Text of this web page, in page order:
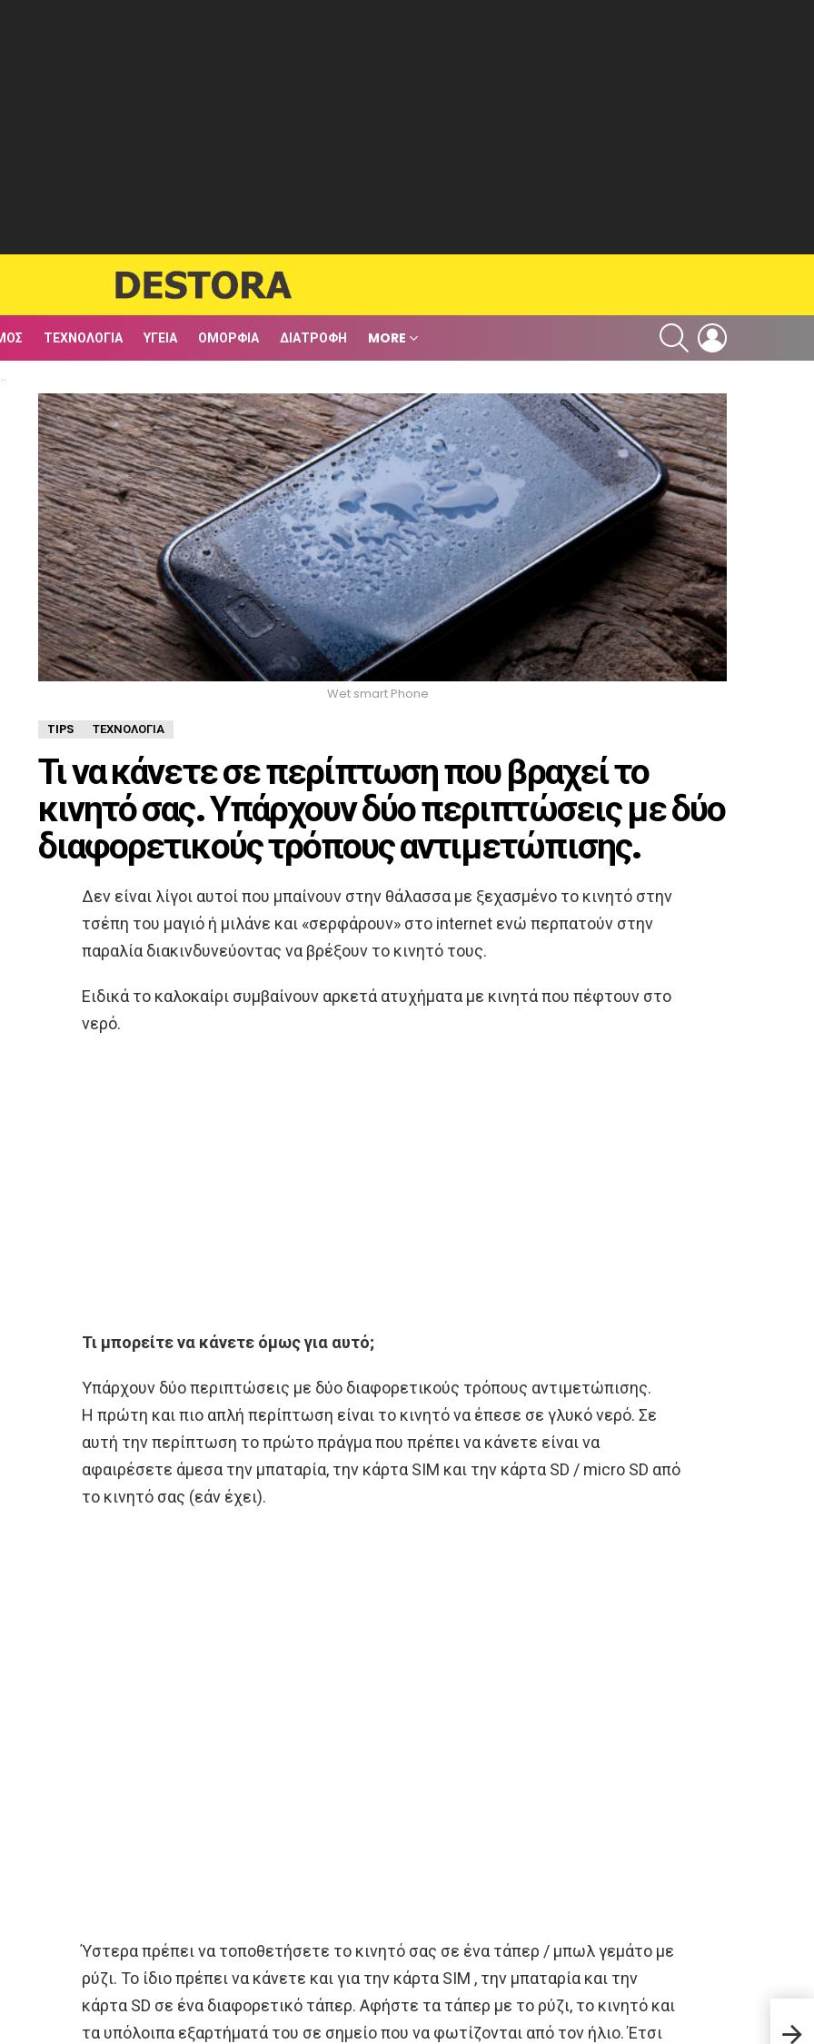
ΤΕΧΝΟΛΟΓΊΑ ΥΓΕΊΑ ΟΜΟΡΦΙΆ ΔΙΑΤΡΟΦΉ MORE
SEARCH
Wet smart Phone
TIPS ΤΕΧΝΟΛΟΓΊΑ
Τι να κάνετε σε περίπτωση που βραχεί το
κινητό σας. Υπάρχουν δύο περιπτώσεις με δύο
διαφορετικούς τρόπους αντιμετώπισης.
Δεν είναι λίγοι αυτοί που μπαίνουν στην θάλασσα με ξεχασμένο το κινητό στην
τσέπη του μαγιό ή μιλάνε και «σερφάρουν» στο internet ενώ περπατούν στην
παραλία διακινδυνεύοντας να βρέξουν το κινητό τους.
Ειδικά το καλοκαίρι συμβαίνουν αρκετά ατυχήματα με κινητά που πέφτουν στο
νερό.
Τι μπορείτε να κάνετε όμως για αυτό;
Υπάρχουν δύο περιπτώσεις με δύο διαφορετικούς τρόπους αντιμετώπισης.
Η πρώτη και πιο απλή περίπτωση είναι το κινητό να έπεσε σε γλυκό νερό. Σε
αυτή την περίπτωση το πρώτο πράγμα που πρέπει να κάνετε είναι να
αφαιρέσετε άμεσα την μπαταρία, την κάρτα SIM και την κάρτα SD / micro SD από
το κινητό σας (εάν έχει).
Ύστερα πρέπει να τοποθετήσετε το κινητό σας σε ένα τάπερ / μπωλ γεμάτο με
ρύζι. Το ίδιο πρέπει να κάνετε και για την κάρτα SIM , την μπαταρία και την
κάρτα SD σε ένα διαφορετικό τάπερ. Αφήστε τα τάπερ με το ρύζι, το κινητό και
τα υπόλοιπα εξαρτήματά του σε σημείο που να φωτίζονται από τον ήλιο. Έτσι